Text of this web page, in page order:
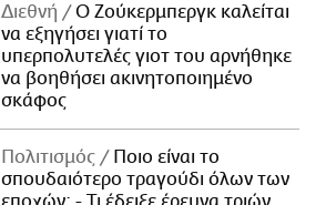
Διεθνή
Ο Ζούκερμπεργκ καλείται
να εξηγήσει γιατί το
υπερπολυτελές γιοτ του αρνήθηκε
να βοηθήσει ακινητοποιημένο
σκάφος
Πολιτισμός
Ποιο είναι το
σπουδαιότερο τραγούδι όλων των